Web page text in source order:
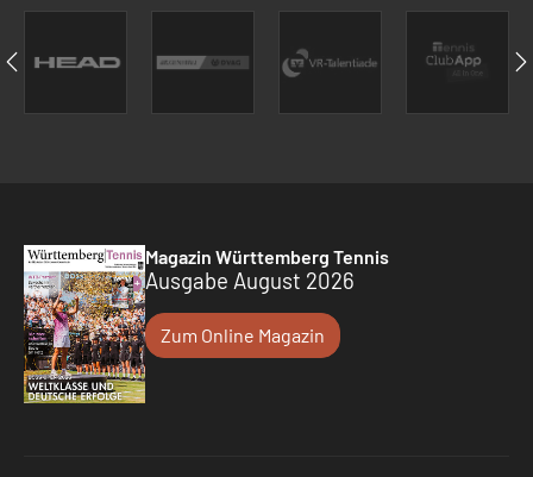
Magazin Württemberg Tennis
Ausgabe August 2026
Zum Online Magazin